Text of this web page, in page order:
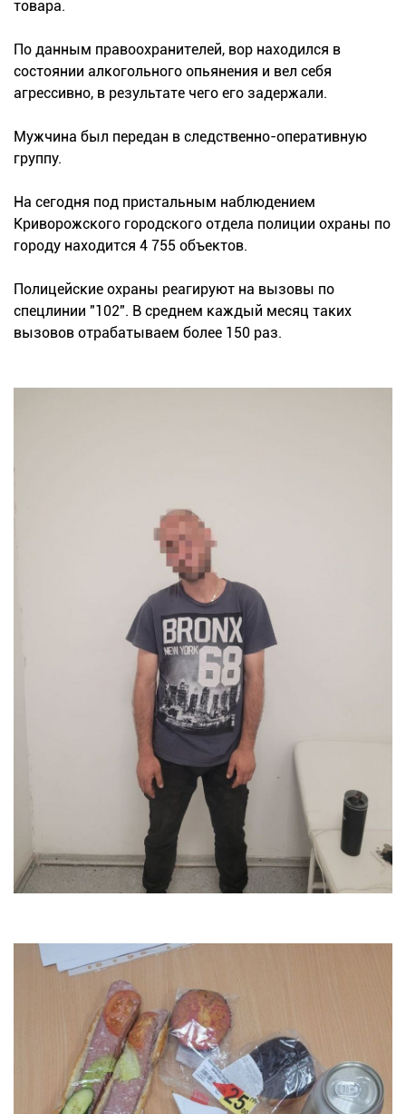
товара.
По данным правоохранителей, вор находился в
состоянии алкогольного опьянения и вел себя
агрессивно, в результате чего его задержали.
Мужчина был передан в следственно-оперативную
группу.
На сегодня под пристальным наблюдением
Криворожского городского отдела полиции охраны по
городу находится 4 755 объектов.
Полицейские охраны реагируют на вызовы по
спецлинии "102". В среднем каждый месяц таких
вызовов отрабатываем более 150 раз.